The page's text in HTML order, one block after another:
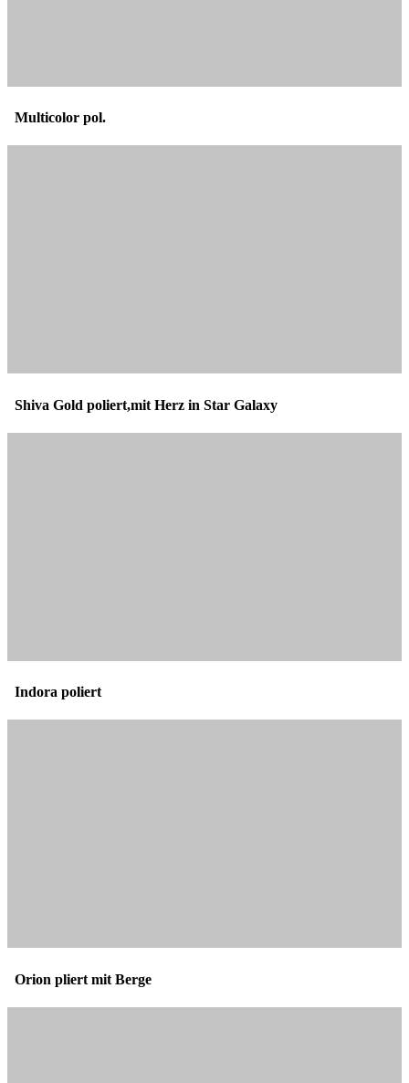
Multicolor pol.
Shiva Gold poliert,mit Herz in Star Galaxy
Indora poliert
Orion pliert mit Berge